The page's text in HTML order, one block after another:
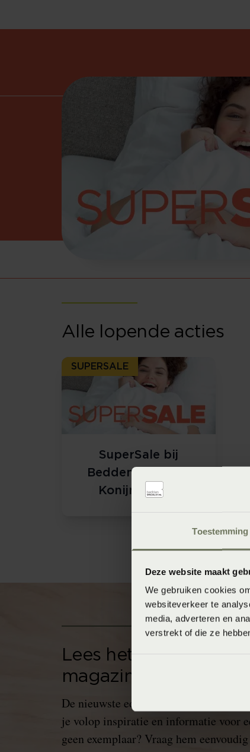
Toestemming
Deze website maakt
We gebruiken cookies
websiteverkeer te
media, adverteren en
verstrekt of die ze
Alle lopende acties
SUPERSALE
SuperSale bij
Beddenspecialist
Konijnenbelt!
Lees het nieuwe gratis
magazine
De nieuwste editie van ons magazine
je volop inspiratie en informatie voor
geen exemplaar? Vraag hem